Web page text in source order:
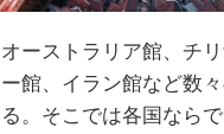
ーストラリア館、チ
館、イラン館など数
。そこでは各国なら